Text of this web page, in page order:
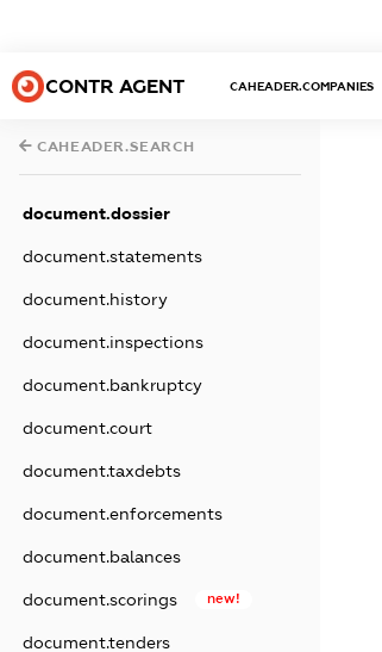
CONTR AGENT CAHEADER.COMPANIES
CAHEADER.SEARCH
document.dossier
document.statements
document.history
document.inspections
document.bankruptcy
document.court
document.taxdebts
document.enforcements
document.balances
document.scorings new!
document.tenders